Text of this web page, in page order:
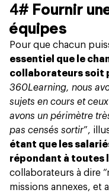
4# Fournir
équipes
Pour que chacun
essentiel que le
collaborateurs soit
360Learning, nous
sujets en cours et
avons un périmètre
pas censés sortir”,
étant que les
répondant à toutes
collaborateurs à dire
missions annexes, et